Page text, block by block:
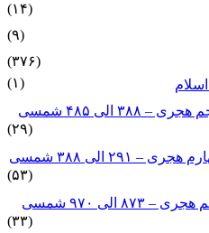
(۱۴)
(۹)
(۳۷۶)
(۱)
– ۳۸۸ الی ۴۸۵ شمسی
(۲۹)
– ۲۹۱ الی ۳۸۸ شمسی
(۵۳)
۸۷۳ الی ۹۷۰ شمسی
(۳۳)